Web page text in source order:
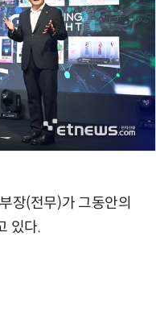
장(전무)가 그동안의
있다.